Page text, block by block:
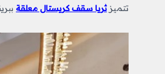
تتميزثريا سقف كريستال معلقة